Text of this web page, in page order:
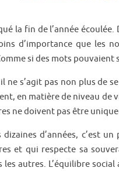
la fin de l’année
d’importance que les
si des mots pouvaient
ne s’agit pas non plus de
en matière de niveau de
ne doivent pas être
d’années, c’est
et qui respecte sa
autres. L’équilibre